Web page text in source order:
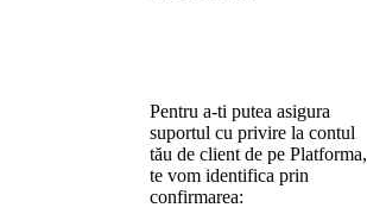
Pentru a-ti putea asigura
suportul cu privire la contul
tău de client de pe Platforma,
te vom identifica prin
confirmarea: